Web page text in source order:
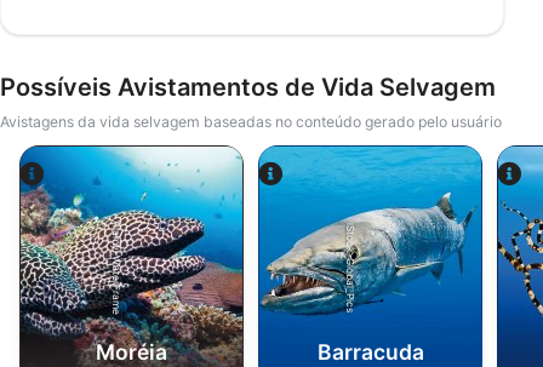
Possíveis Avistamentos de Vida Selvagem
Avistagens da vida selvagem baseadas no conteúdo gerado pelo usuário
Alamy-WaterFrame
Moréia
iStock-Global_Pics
Barracuda